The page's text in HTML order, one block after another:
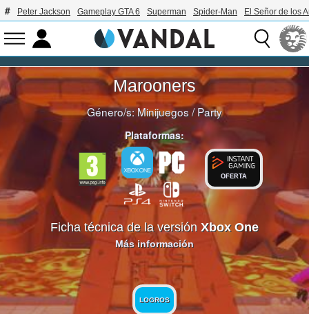
Peter Jackson Gameplay GTA 6 Superman Spider-Man El Señor de los
Marooners
Género/s:Minijuegos/Party
Plataformas:
OFERTA
Ficha técnica de la versión Xbox One
Más información
LOGROS